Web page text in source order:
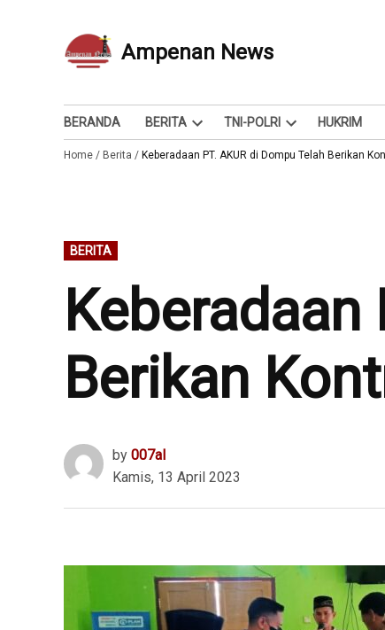
Ampenan News
Berita dan Info
BERANDA BERITA
Open
dropdown
TNI-POLRI
Open
dropdown
HUKRIM
Home / Berita / Keberadaan PT. AKUR di Dompu Telah Berikan
POSTED
IN
BERITA
Keberadaan
Berikan
by 007al
Kamis, 13 April 2023